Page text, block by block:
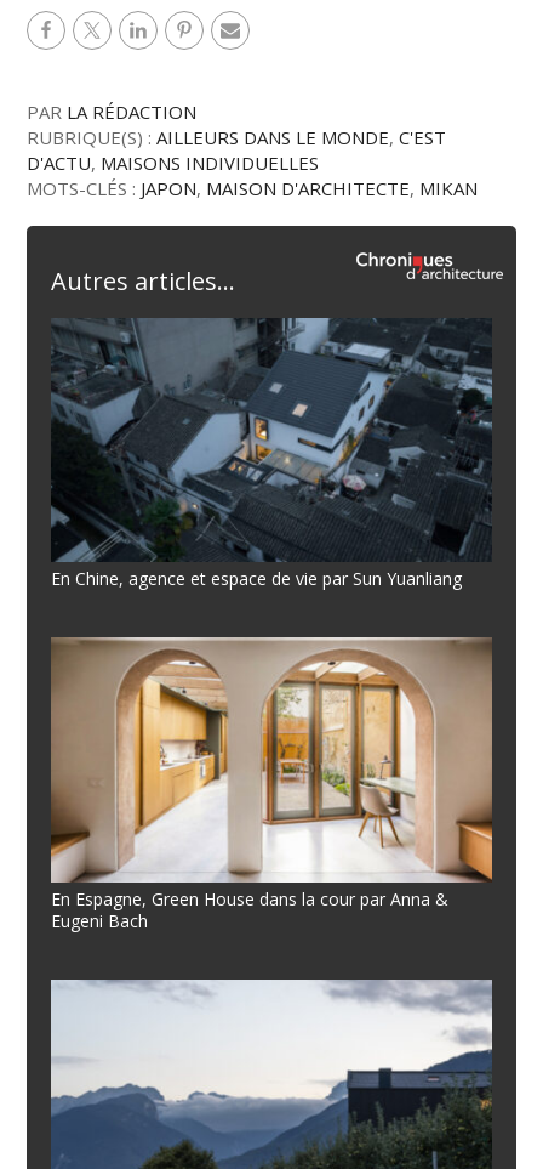
PAR LA RÉDACTION
RUBRIQUE(S) :AILLEURS DANS LE MONDE,C'EST
D'ACTU, MAISONS INDIVIDUELLES
MOTS-CLÉS : JAPON, MAISON D'ARCHITECTE, MIKAN
Autres articles...
En Chine, agence et espace de vie par Sun Yuanliang
En Espagne, Green House dans la cour par Anna &
Eugeni Bach